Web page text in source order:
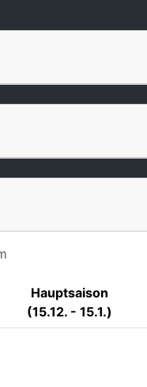
Hauptsaison
(15.12. - 15.1.)